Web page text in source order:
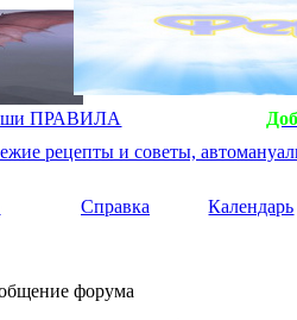
ПРАВИЛА
рецепты и советы,
Справка Календарь
форума